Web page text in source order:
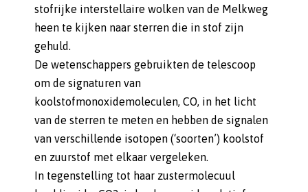
stofrijke interstellaire wolken van de Melkweg
heen te kijken naar sterren die in stof zijn
gehuld.
De wetenschappers gebruikten de telescoop
om de signaturen van
koolstofmonoxidemoleculen, CO, in het licht
van de sterren te meten en hebben de signalen
van verschillende isotopen (‘soorten’) koolstof
en zuurstof met elkaar vergeleken.
In tegenstelling tot haar zustermolecuul